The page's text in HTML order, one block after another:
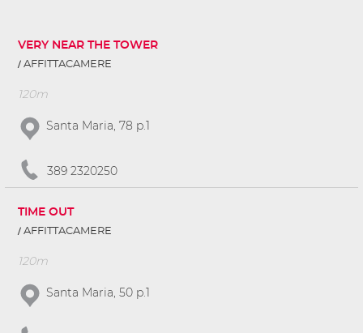
VERY NEAR THE TOWER
AFFITTACAMERE
120m
Santa Maria, 78 p.1
389 2320250
TIME OUT
AFFITTACAMERE
120m
Santa Maria, 50 p.1